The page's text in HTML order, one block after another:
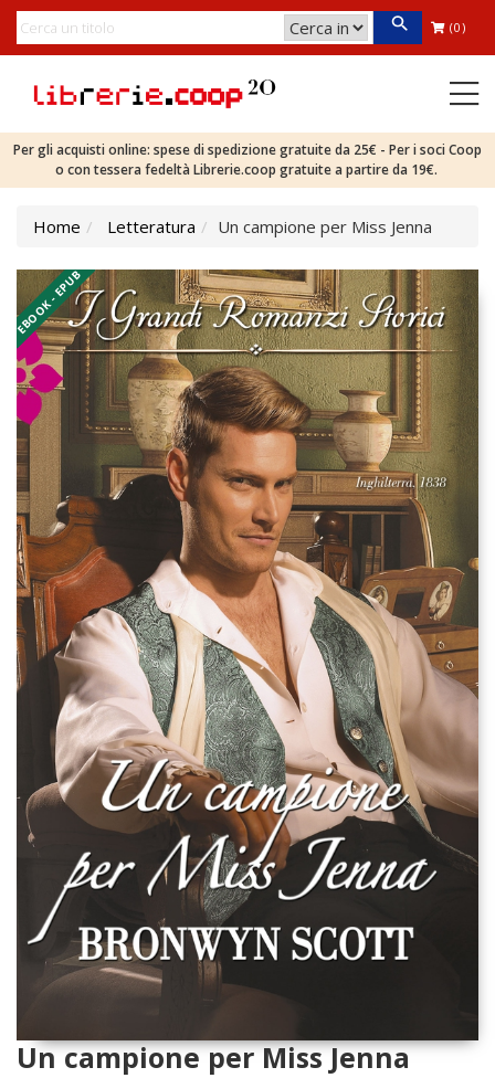
(0)
Per gli acquisti online: spese di spedizione gratuite da 25€ - Per i soci Coop
o con tessera fedeltà Librerie.coop gratuite a partire da 19€.
Home Letteratura Un campione per Miss Jenna
EBOOK - EPUB
Un campione per Miss Jenna